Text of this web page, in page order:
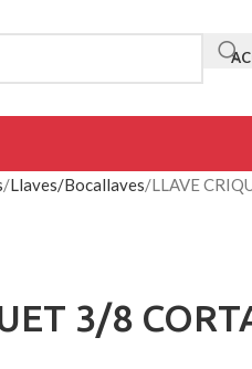
Llaves/Bocallaves LLAVE
3/8